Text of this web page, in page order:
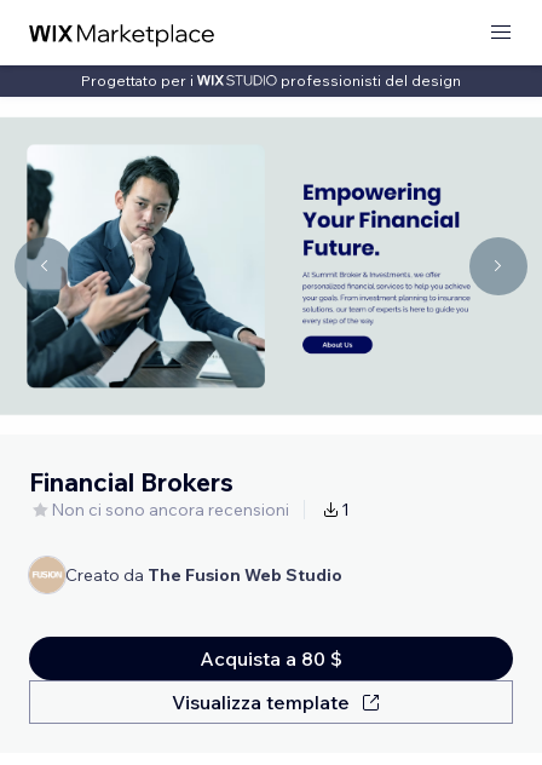
Progettato per i professionisti del design
Financial Brokers
Non ci sono ancora recensioni 1
Creato da The Fusion Web Studio
Acquista a 80 $
Visualizza template